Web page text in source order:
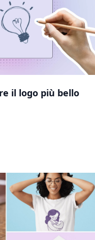
il logo più bello